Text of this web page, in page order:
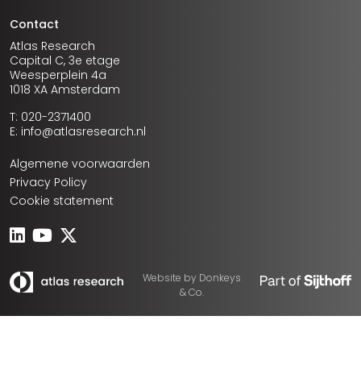
Contact
Atlas Research
Capital C, 3e etage
Weesperplein 4a
1018 XA Amsterdam
T: 020-2371400
E: info@atlasresearch.nl
Algemene voorwaarden
Privacy Policy
Cookie statement
Website by Donkeys
& Co.